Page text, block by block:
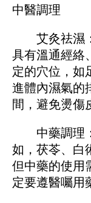
中醫調理
艾灸祛濕：
具有溫通經絡
定的穴位，如
進體內濕氣的
間，避免燙傷
中藥調理：
如，茯苓、白
但中藥的使用
定要遵醫囑用